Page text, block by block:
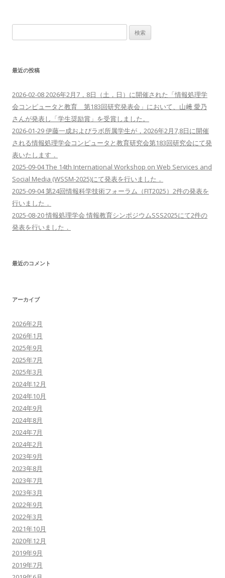
ョ
ン
索:
最近の投稿
2026-02-08 2026年2月7，8日（土，日）に開催された「情報処理学
会コンピュータと教育 第183回研究発表会」において、山﨑 愛乃
さんが発表し「学生奨励賞」を受賞しました。
2026-01-29 伊藤一成およびラボ所属学生が，2026年2月7,8日に開催
される情報処理学会コンピュータと教育研究会第183回研究会にて発
表いたします．
2025-09-04 The 14th International Workshop on Web Services and
Social Media (WSSM-2025)にて発表を行いました．
2025-09-04 第24回情報科学技術フォーラム（FIT2025）2件の発表を
行いました．
2025-08-20 情報処理学会 情報教育シンポジウムSSS2025にて2件の
発表を行いました．
最近のコメント
アーカイブ
2026年2月
2026年1月
2025年9月
2025年7月
2025年3月
2024年12月
2024年10月
2024年9月
2024年8月
2024年7月
2024年2月
2023年9月
2023年8月
2023年7月
2023年3月
2022年9月
2022年3月
2021年10月
2020年12月
2019年9月
2019年7月